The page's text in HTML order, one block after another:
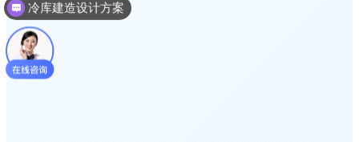
冷库建造设计方案